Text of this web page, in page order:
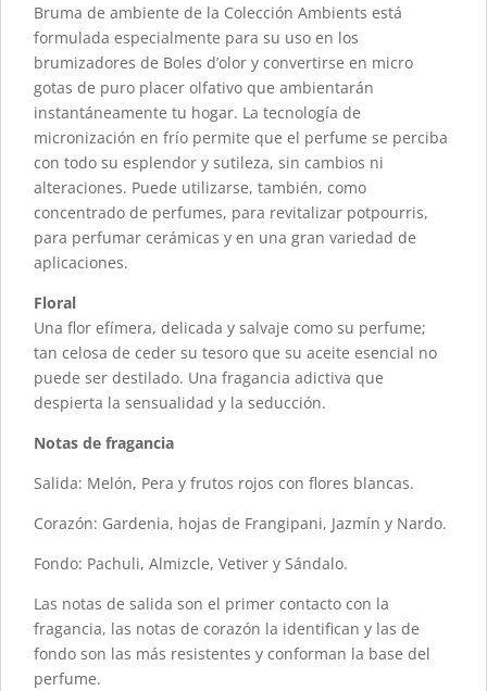
Bruma de ambiente de la Colección Ambients está
formulada especialmente para su uso en los
brumizadores de Boles d’olor y convertirse en micro
gotas de puro placer olfativo que ambientarán
instantáneamente tu hogar. La tecnología de
micronización en frío permite que el perfume se perciba
con todo su esplendor y sutileza, sin cambios ni
alteraciones. Puede utilizarse, también, como
concentrado de perfumes, para revitalizar potpourris,
para perfumar cerámicas y en una gran variedad de
aplicaciones.
Floral
Una flor efímera, delicada y salvaje como su perfume;
tan celosa de ceder su tesoro que su aceite esencial no
puede ser destilado. Una fragancia adictiva que
despierta la sensualidad y la seducción.
Notas de fragancia
Salida: Melón, Pera y frutos rojos con flores blancas.
Corazón: Gardenia, hojas de Frangipani, Jazmín y Nardo.
Fondo: Pachuli, Almizcle, Vetiver y Sándalo.
Las notas de salida son el primer contacto con la
fragancia, las notas de corazón la identifican y las de
fondo son las más resistentes y conforman la base del
perfume.